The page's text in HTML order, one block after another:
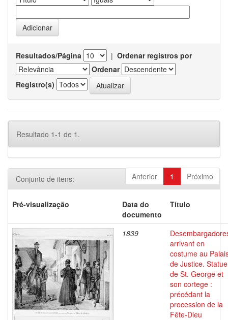
Resultados/Página | Ordenar registros por
Ordenar
Registro(s)
Resultado 1-1 de 1.
Anterior 1 Próximo
Conjunto de itens:
Pré-visualização
Data do
documento
Título
1839
arrivant en
costume au
de Justice. Statue
de St. George et
son cortege :
précédant la
procession de la
Fête-Dieu